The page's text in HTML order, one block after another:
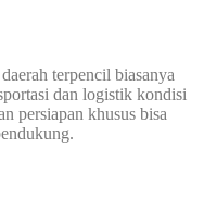
terpencil biasanya
dan logistik kondisi
persiapan khusus bisa